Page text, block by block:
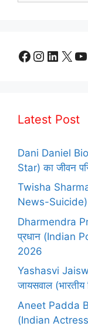
Facebook
X
Latest Post
Dani Daniel
Star) का जीवन
Twisha
News-Suicide)
Dharmendra
प्रधान (Indian
2026
Yashasvi
जायसवाल
Aneet Padda
(Indian